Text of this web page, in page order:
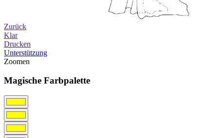
Zurück
Klar
Drucken
Unterstützung
Zoomen
Magische Farbpalette